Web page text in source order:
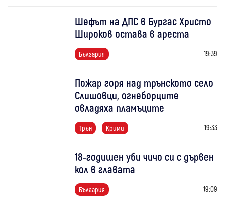
Шефът на ДПС в Бургас Христо
Широков остава в ареста
България 19:39
Пожар горя над трънското село
Слишовци, огнеборците
овладяха пламъците
Трън Крими 19:33
18-годишен уби чичо си с дървен
кол в главата
България 19:09